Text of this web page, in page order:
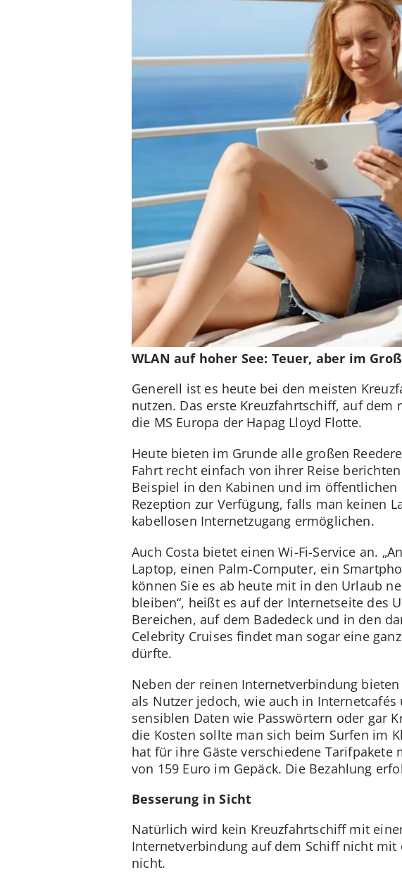
WLAN auf hoher See: Teuer, aber im
Generell ist es heute bei den meisten
nutzen. Das erste Kreuzfahrtschiff, auf
die MS Europa der Hapag Lloyd Flotte.
Heute bieten im Grunde alle großen
Fahrt recht einfach von ihrer Reise
Beispiel in den Kabinen und im
Rezeption zur Verfügung, falls man keinen
kabellosen Internetzugang ermöglichen.
Auch Costa bietet einen Wi-Fi-Service an.
Laptop, einen Palm-Computer, ein
können Sie es ab heute mit in den Urlaub
bleiben“, heißt es auf der Internetseite des
Bereichen, auf dem Badedeck und in den
Celebrity Cruises findet man sogar eine
dürfte.
Neben der reinen Internetverbindung
als Nutzer jedoch, wie auch in
sensiblen Daten wie Passwörtern oder gar
die Kosten sollte man sich beim Surfen im
hat für ihre Gäste verschiedene
von 159 Euro im Gepäck. Die Bezahlung
Besserung in Sicht
Natürlich wird kein Kreuzfahrtschiff mit
Internetverbindung auf dem Schiff nicht
nicht.